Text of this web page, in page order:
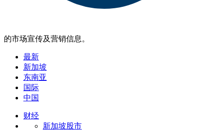
的市场宣传及营销信息。
最新
新加坡
东南亚
国际
中国
财经
新加坡股市